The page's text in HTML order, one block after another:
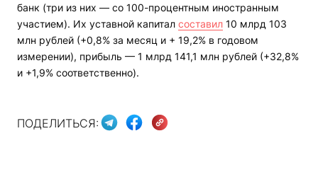
банк (три из них — со 100-процентным иностранным
участием). Их уставной капитал составил 10 млрд 103
млн рублей (+0,8% за месяц и + 19,2% в годовом
измерении), прибыль — 1 млрд 141,1 млн рублей (+32,8%
и +1,9% соответственно).
ПОДЕЛИТЬСЯ: